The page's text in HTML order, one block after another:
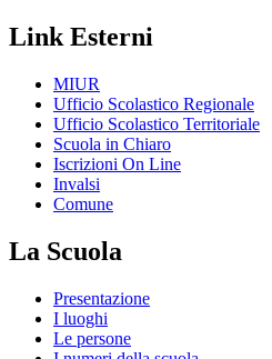
Link Esterni
MIUR
Ufficio Scolastico Regionale
Ufficio Scolastico Territoriale
Scuola in Chiaro
Iscrizioni On Line
Invalsi
Comune
La Scuola
Presentazione
I luoghi
Le persone